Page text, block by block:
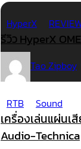
HyperX
รีวิว HyperX
Tao Zipboy
RTB Sound
เครื่องเล่นแผ่นเ
Audio-Technica